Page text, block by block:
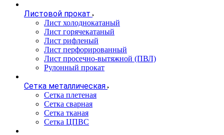
Листовой прокат
Лист холоднокатаный
Лист горячекатаный
Лист рифленый
Лист перфорированный
Лист просечно-вытяжной (ПВЛ)
Рулонный прокат
Сетка металлическая
Сетка плетеная
Сетка сварная
Сетка тканая
Сетка ЦПВС